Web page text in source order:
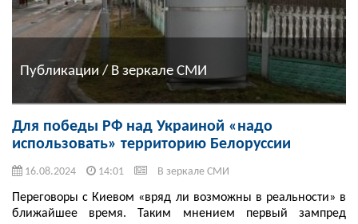
Публикации / В зеркале СМИ
Для победы РФ над Украиной «надо
использовать» территорию Белоруссии
16.08.2024 14:01 В зеркале СМИ
Переговоры с Киевом «вряд ли возможны в реальности» в
ближайшее время. Таким мнением первый зампред